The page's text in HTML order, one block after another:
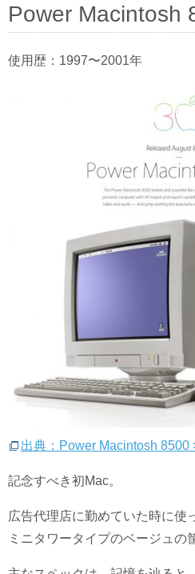
Power Macintosh
使用歴：1997〜2001年
出典：Power Macintosh 8500
記念すべき初Mac。
広告代理店に勤めていた時に使
ミニタワータイプのベージュの